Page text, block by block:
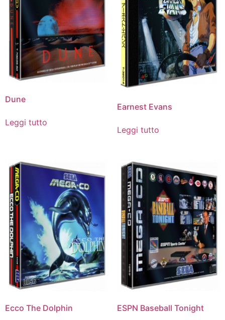
Dune
Leggi tutto
Earnest Evans
Leggi tutto
Ecco The Dolphin ESPN Baseball Tonight